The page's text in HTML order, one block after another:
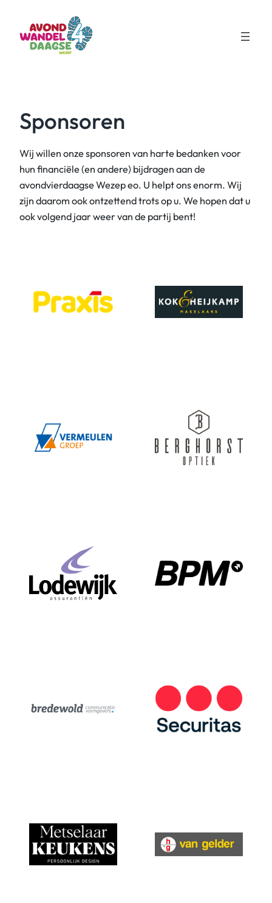
Sponsoren
Wij willen onze sponsoren van harte bedanken voor
hun financiële (en andere) bijdragen aan de
avondvierdaagse Wezep eo. U helpt ons enorm. Wij
zijn daarom ook ontzettend trots op u. We hopen dat u
ook volgend jaar weer van de partij bent!